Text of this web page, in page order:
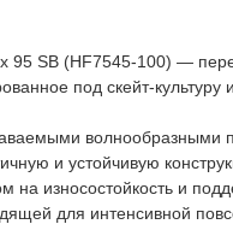
95 SB (HF7545-100) —
под скейт-культуру
волнообразными
и устойчивую
на износостойкость и
для интенсивной